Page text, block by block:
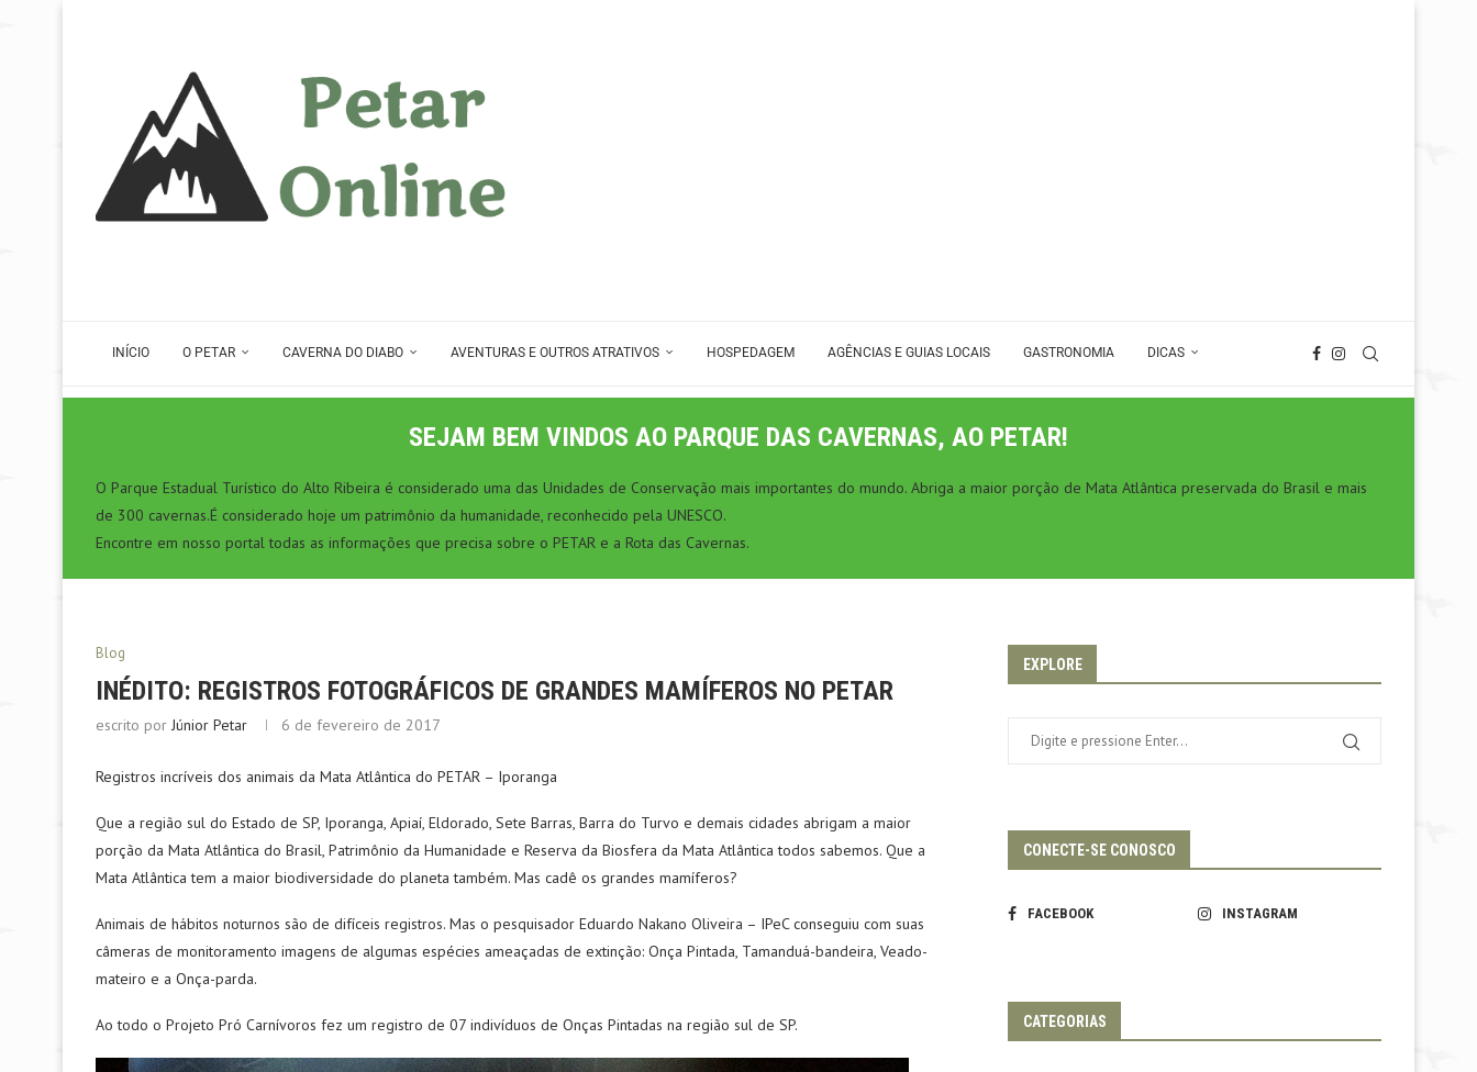
INÍCIO O PETAR CAVERNA DO DIABO AVENTURAS E OUTROS ATRATIVOS HOSPEDAGEM AGÊNCIAS E GUIAS LOCAIS GASTRONOMIA DICAS
SEJAM BEM VINDOS AO PARQUE DAS CAVERNAS, AO PETAR!
O Parque Estadual Turístico do Alto Ribeira é considerado uma das Unidades de Conservação mais importantes do mundo. Abriga a maior porção de Mata Atlântica preservada do Brasil e mais
de 300 cavernas.É considerado hoje um patrimônio da humanidade, reconhecido pela UNESCO.
Encontre em nosso portal todas as informações que precisa sobre o PETAR e a Rota das Cavernas.
Blog
INÉDITO: REGISTROS FOTOGRÁFICOS DE GRANDES MAMÍFEROS NO PETAR
escrito por Júnior Petar 6 de fevereiro de 2017
Registros incríveis dos animais da Mata Atlântica do PETAR – Iporanga
Que a região sul do Estado de SP, Iporanga, Apiaí, Eldorado, Sete Barras, Barra do Turvo e demais cidades abrigam a maior
porção da Mata Atlântica do Brasil, Patrimônio da Humanidade e Reserva da Biosfera da Mata Atlântica todos sabemos. Que a
Mata Atlântica tem a maior biodiversidade do planeta também. Mas cadê os grandes mamíferos?
Animais de hábitos noturnos são de difíceis registros. Mas o pesquisador Eduardo Nakano Oliveira – IPeC conseguiu com suas
câmeras de monitoramento imagens de algumas espécies ameaçadas de extinção: Onça Pintada, Tamanduá-bandeira, Veado-
mateiro e a Onça-parda.
Ao todo o Projeto Pró Carnívoros fez um registro de 07 indivíduos de Onças Pintadas na região sul de SP.
EXPLORE
CONECTE-SE CONOSCO
FACEBOOK INSTAGRAM
CATEGORIAS